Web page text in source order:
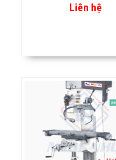
Liên hệ